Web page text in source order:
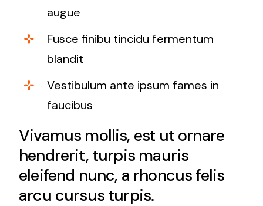
augue
Fusce finibu tincidu fermentum
blandit
Vestibulum ante ipsum fames in
faucibus
Vivamus mollis, est ut ornare
hendrerit, turpis mauris
eleifend nunc, a rhoncus felis
arcu cursus turpis.